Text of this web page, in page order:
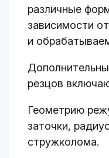
различные
зависимости
и
резцов
Геометрию
заточки,
стружколома.